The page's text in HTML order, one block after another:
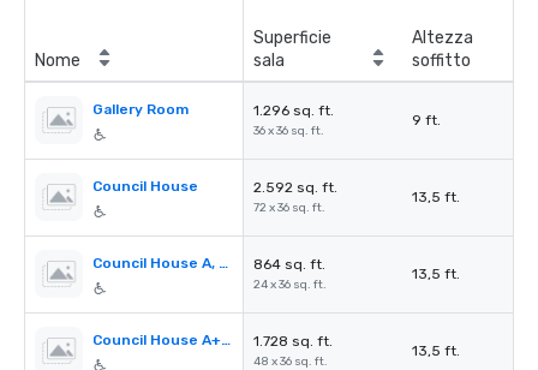
Nome
Superficie
sala
Altezza
soffitto
Gallery Room 1.296 sq. ft.
36 x 36 sq. ft.
9 ft.
Council House 2.592 sq. ft.
72 x 36 sq. ft.
13,5 ft.
Council House A, B or C 864 sq. ft.
24 x 36 sq. ft.
13,5 ft.
Council House A+B or B+C 1.728 sq. ft.
48 x 36 sq. ft.
13,5 ft.